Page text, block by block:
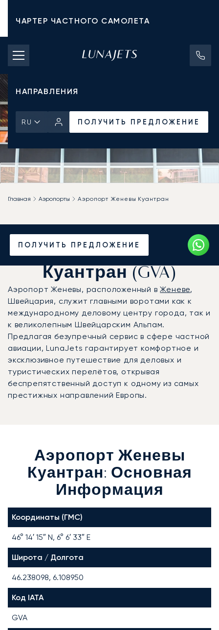
ЧАРТЕР ЧАСТНОГО САМОЛЕТА
СТОИМОСТЬ ЧАРТЕРА
ЧАСТНЫЕ САМОЛЕТЫ
НАПРАВЛЕНИЯ
RU ПОЛУЧИТЬ ПРЕДЛОЖЕНИЕ
ПОЛУЧИТЬ ПРЕДЛОЖЕНИЕ
Главная Аэропорты Аэропорт Женевы Куантран
Частный джет в
аэропорт Женевы
Куантран (GVA)
Аэропорт Женевы, расположенный вЖеневе,
Швейцария, служит главными воротами как к
международному деловому центру города, так и
к великолепным Швейцарским Альпам.
Предлагая безупречный сервис в сфере частной
авиации, LunaJets гарантирует комфортное и
эксклюзивное путешествие для деловых и
туристических перелётов, открывая
беспрепятственный доступ к одному из самых
престижных направлений Европы.
Аэропорт Женевы
Куантран: Основная
Информация
Координаты (ГМС)
46° 14′ 15″ N, 6° 6′ 33″ E
Широта / Долгота
46.238098, 6.108950
Код IATA
GVA